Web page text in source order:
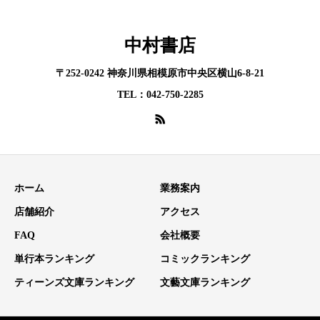
中村書店
〒252-0242 神奈川県相模原市中央区横山6-8-21
TEL：042-750-2285
ホーム 業務案内
店舗紹介 アクセス
FAQ 会社概要
単行本ランキング コミックランキング
ティーンズ文庫ランキング 文藝文庫ランキング